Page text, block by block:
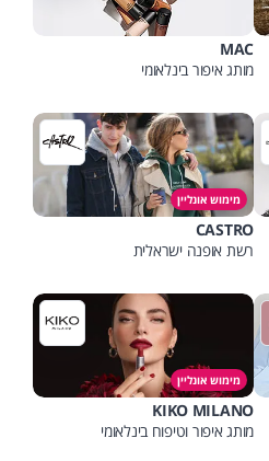
MAC
מותג איפור בינלאומי
מימוש אונליין
CASTRO
רשת אופנה ישראלית
מימוש אונליין
KIKO MILANO
מותג איפור וטיפוח בינלאומי